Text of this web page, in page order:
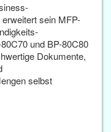
sein MFP-
und BP-80C80
Dokumente,
selbst